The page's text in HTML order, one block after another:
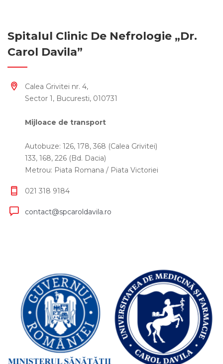
Spitalul Clinic De Nefrologie „Dr.
Carol Davila”
Calea Grivitei nr. 4,
Sector 1, Bucuresti, 010731
Mijloace de transport
Autobuze: 126, 178, 368 (Calea Grivitei)
133, 168, 226 (Bd. Dacia)
Metrou: Piata Romana / Piata Victoriei
021 318 9184
contact@spcaroldavila.ro